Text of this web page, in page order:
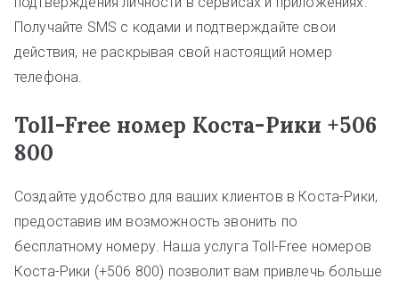
Получайте SMS с кодами и подтверждайте свои
действия, не раскрывая свой настоящий номер
телефона.
Toll-Free номер Коста-Рики +506
800
Создайте удобство для ваших клиентов в Коста-Рики,
предоставив им возможность звонить по
бесплатному номеру. Наша услуга Toll-Free номеров
Коста-Рики (+506 800) позволит вам привлечь больше